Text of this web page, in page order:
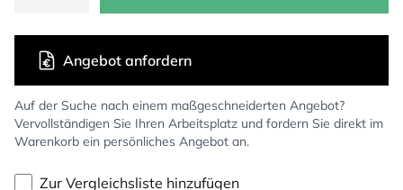
Auf der Suche nach einem maßgeschneiderten Angebot?
Vervollständigen Sie Ihren Arbeitsplatz und fordern Sie direkt im
Warenkorb ein persönliches Angebot an.
Angebot anfordern
Zur Vergleichsliste hinzufügen